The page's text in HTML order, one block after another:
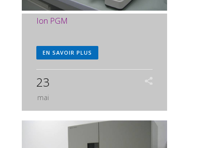
Ion PGM
EN SAVOIR PLUS
23
mai